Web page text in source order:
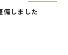
しました